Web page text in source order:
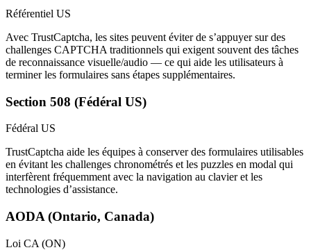
Référentiel US
Avec TrustCaptcha, les sites peuvent éviter de s’appuyer sur des
challenges CAPTCHA traditionnels qui exigent souvent des tâches
de reconnaissance visuelle/audio — ce qui aide les utilisateurs à
terminer les formulaires sans étapes supplémentaires.
Section 508 (Fédéral US)
Fédéral US
TrustCaptcha aide les équipes à conserver des formulaires utilisables
en évitant les challenges chronométrés et les puzzles en modal qui
interfèrent fréquemment avec la navigation au clavier et les
technologies d’assistance.
AODA (Ontario, Canada)
Loi CA (ON)